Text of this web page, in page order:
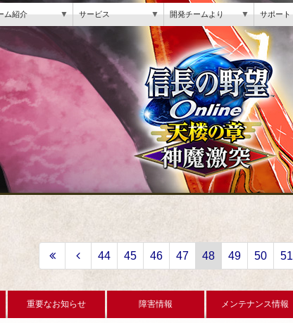
ム紹介 ▼ サービス ▼ 開発チームより ▼ サポート
44 45 46 47 48 49 50 51
重要なお知らせ 障害情報 メンテナンス情報